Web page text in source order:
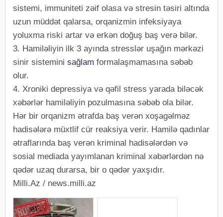
sistemi, immuniteti zəif olasa və stresin təsiri altında
uzun müddət qalarsa, orqanizmin infeksiyaya
yoluxma riski artar və erkən doğuş baş verə bilər.
3. Hamiləliyin ilk 3 ayında stresslər uşağın mərkəzi
sinir sistemini sağlam formalaşmamasına səbəb
olur.
4. Xroniki depressiya və qəfil stress yarada biləcək
xəbərlər hamiləliyin pozulmasına səbəb ola bilər.
Hər bir orqanizm ətrafda baş verən xoşagəlməz
hadisələrə müxtlif cür reaksiya verir. Hamilə qadınlar
ətraflarında baş verən kriminal hadisələrdən və
sosial mediada yayımlanan kriminal xəbərlərdən nə
qədər uzaq durarsa, bir o qədər yaxşıdır.
Milli.Az / news.milli.az